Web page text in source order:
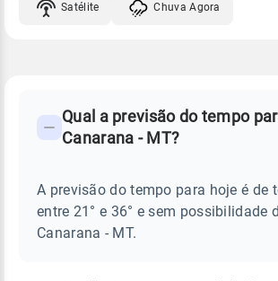
Satélite Chuva Agora
TEMPO
CANARANA
Perguntas
sobre
chuva
Qual a previsão do tempo
Canarana - MT?
A previsão do tempo para hoje é de
entre 21° e 36° e sem possibilidade
Canarana - MT.